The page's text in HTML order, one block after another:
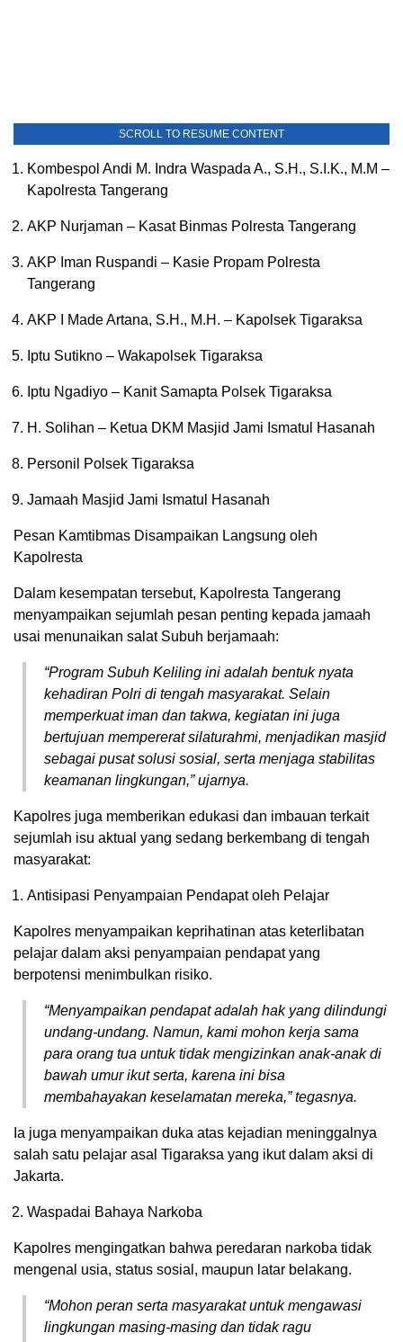
SCROLL TO RESUME CONTENT
Kombespol Andi M. Indra Waspada A., S.H., S.I.K., M.M –
Kapolresta Tangerang
AKP Nurjaman – Kasat Binmas Polresta Tangerang
AKP Iman Ruspandi – Kasie Propam Polresta
Tangerang
AKP I Made Artana, S.H., M.H. – Kapolsek Tigaraksa
Iptu Sutikno – Wakapolsek Tigaraksa
Iptu Ngadiyo – Kanit Samapta Polsek Tigaraksa
H. Solihan – Ketua DKM Masjid Jami Ismatul Hasanah
Personil Polsek Tigaraksa
Jamaah Masjid Jami Ismatul Hasanah
Pesan Kamtibmas Disampaikan Langsung oleh
Kapolresta
Dalam kesempatan tersebut, Kapolresta Tangerang
menyampaikan sejumlah pesan penting kepada jamaah
usai menunaikan salat Subuh berjamaah:
“Program Subuh Keliling ini adalah bentuk nyata
kehadiran Polri di tengah masyarakat. Selain
memperkuat iman dan takwa, kegiatan ini juga
bertujuan mempererat silaturahmi, menjadikan masjid
sebagai pusat solusi sosial, serta menjaga stabilitas
keamanan lingkungan,” ujarnya.
Kapolres juga memberikan edukasi dan imbauan terkait
sejumlah isu aktual yang sedang berkembang di tengah
masyarakat:
Antisipasi Penyampaian Pendapat oleh Pelajar
Kapolres menyampaikan keprihatinan atas keterlibatan
pelajar dalam aksi penyampaian pendapat yang
berpotensi menimbulkan risiko.
“Menyampaikan pendapat adalah hak yang dilindungi
undang-undang. Namun, kami mohon kerja sama
para orang tua untuk tidak mengizinkan anak-anak di
bawah umur ikut serta, karena ini bisa
membahayakan keselamatan mereka,” tegasnya.
Ia juga menyampaikan duka atas kejadian meninggalnya
salah satu pelajar asal Tigaraksa yang ikut dalam aksi di
Jakarta.
Waspadai Bahaya Narkoba
Kapolres mengingatkan bahwa peredaran narkoba tidak
mengenal usia, status sosial, maupun latar belakang.
“Mohon peran serta masyarakat untuk mengawasi
lingkungan masing-masing dan tidak ragu